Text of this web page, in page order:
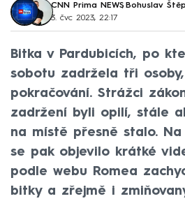
CNN Prima NEWS, Bohuslav
3. čvc 2023, 22:17
Bitka v Pardubicích, po
sobotu zadržela tři
pokračování. Strážci
zadržení byli opilí, stále
na místě přesně stalo. Na
se pak objevilo krátké
podle webu Romea
bitky a zřejmě i